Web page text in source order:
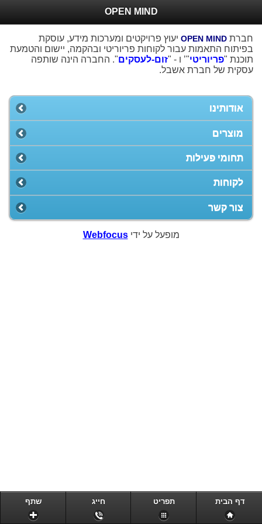
OPEN MIND
חברת OPEN MIND יעוץ פרויקטים ומערכות מידע, עוסקת
בפיתוח התאמות עבור לקוחות פריוריטי ובהקמה, יישום והטמעת
תוכנת "פריוריטי"’ ו - "זום-לעסקים". החברה הינה שותפה
עסקית של חברת אשבל.
אודותינו
מוצרים
תחומי פעילות
לקוחות
צור קשר
מופעל על ידיWebfocus
שתף חייג תפריט דף הבית